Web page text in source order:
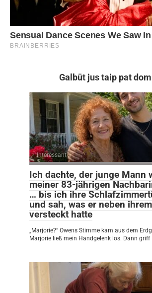
Galbūt jus taip pat
Interessant
Ich dachte, der junge Mann
meiner 83-jährigen
… bis ich ihre
und sah, was er neben
versteckt hatte
„Marjorie?“ Owens Stimme kam aus dem
Marjorie ließ mein Handgelenk los. Dann griff